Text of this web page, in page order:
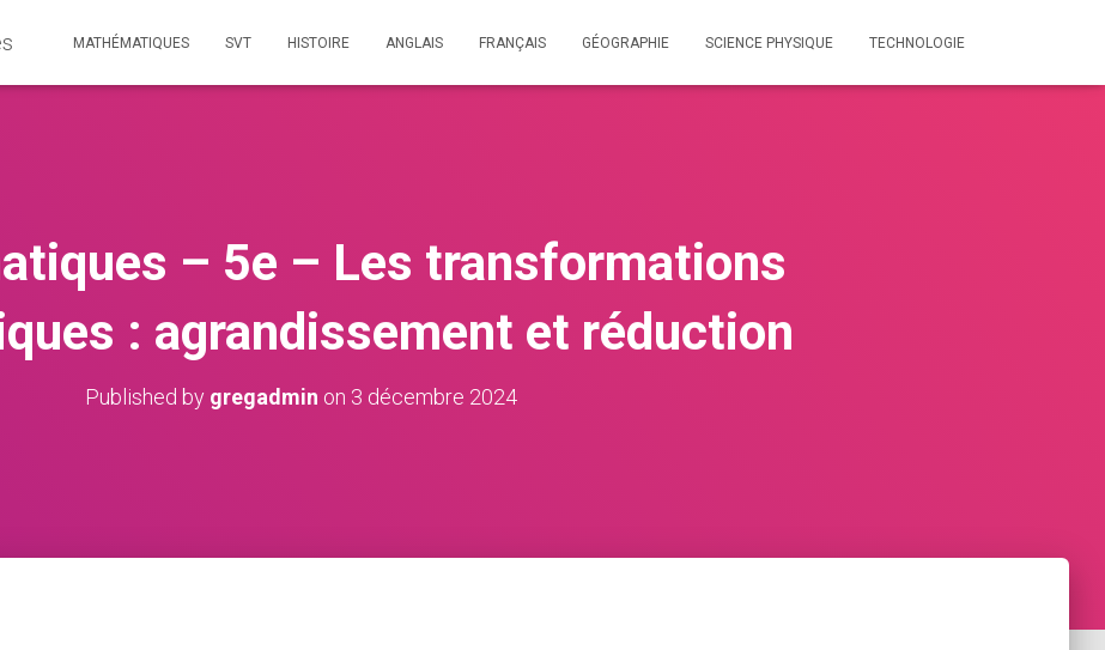
MATHÉMATIQUES SVT HISTOIRE ANGLAIS FRANÇAIS GÉOGRAPHIE SCIENCE PHYSIQUE TECHNOLOGIE
– 5e – Les transformations
: agrandissement et réduction
Published by gregadmin on 3 décembre 2024